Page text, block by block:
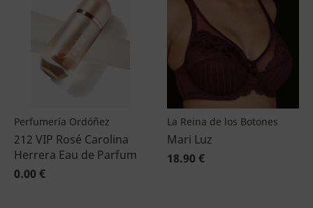
Perfumería Ordóñez
212 VIP Rosé Carolina
Herrera Eau de Parfum
0.00 €
La Reina de los Botones
Mari Luz
18.90 €